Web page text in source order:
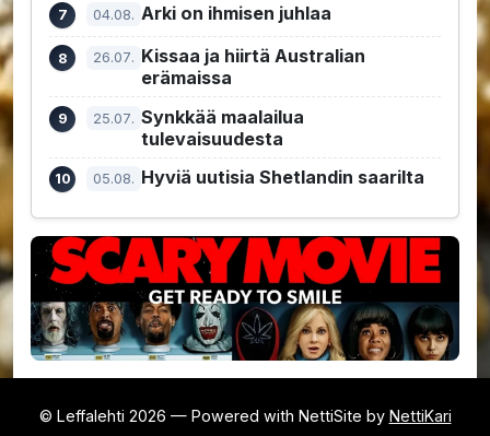
04.08. Arki on ihmisen juhlaa
26.07. Kissaa ja hiirtä Australian
erämaissa
25.07. Synkkää maalailua
tulevaisuudesta
05.08. Hyviä uutisia Shetlandin saarilta
© Leffalehti 2026 — Powered with NettiSite by NettiKari